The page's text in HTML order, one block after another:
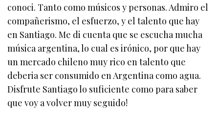
conoci. Tanto como músicos y personas. Admiro el
compañerismo, el esfuerzo, y el talento que hay
en Santiago. Me di cuenta que se escucha mucha
música argentina, lo cual es irónico, por que hay
un mercado chileno muy rico en talento que
deberia ser consumido en Argentina como agua.
Disfrute Santiago lo suficiente como para saber
que voy a volver muy seguido!